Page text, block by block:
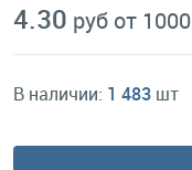
4.30 руб от
В наличии: 1 483 шт